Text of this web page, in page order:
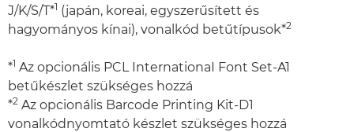
J/K/S/T*1 (japán, koreai, egyszerűsített és
hagyományos kínai), vonalkód betűtípusok*2
*1 Az opcionális PCL InternationaI Font Set-A1
betűkészlet szükséges hozzá
*2 Az opcionális Barcode Printing Kit-D1
vonalkódnyomtató készlet szükséges hozzá